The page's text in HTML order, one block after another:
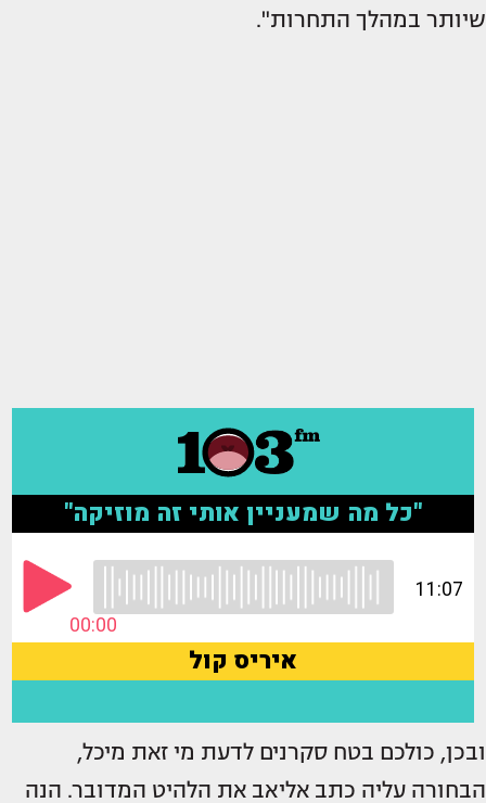
שיותר במהלך התחרות".
ובכן, כולכם בטח סקרנים לדעת מי זאת מיכל,
הבחורה עליה כתב אליאב את הלהיט המדובר. הנה